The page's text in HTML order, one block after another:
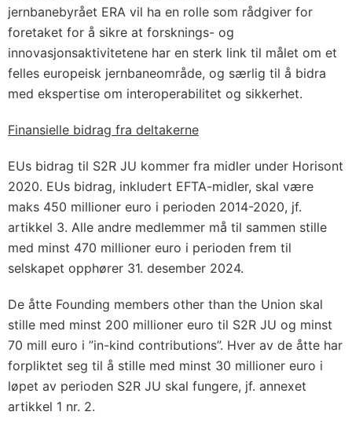
jernbanebyrået ERA vil ha en rolle som rådgiver for
foretaket for å sikre at forsknings- og
innovasjonsaktivitetene har en sterk link til målet om et
felles europeisk jernbaneområde, og særlig til å bidra
med ekspertise om interoperabilitet og sikkerhet.
Finansielle bidrag fra deltakerne
EUs bidrag til S2R JU kommer fra midler under Horisont
2020. EUs bidrag, inkludert EFTA-midler, skal være
maks 450 millioner euro i perioden 2014-2020, jf.
artikkel 3. Alle andre medlemmer må til sammen stille
med minst 470 millioner euro i perioden frem til
selskapet opphører 31. desember 2024.
De åtte Founding members other than the Union skal
stille med minst 200 millioner euro til S2R JU og minst
70 mill euro i ”in-kind contributions”. Hver av de åtte har
forpliktet seg til å stille med minst 30 millioner euro i
løpet av perioden S2R JU skal fungere, jf. annexet
artikkel 1 nr. 2.